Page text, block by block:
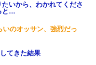
いから、わかれてくださ
と…
のオッサン、強烈だっ
てきた結果